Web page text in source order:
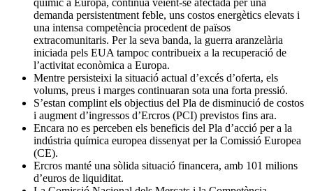
demanda persistentment feble, uns costos energètics elevats i
una intensa competència procedent de països
extracomunitaris. Per la seva banda, la guerra aranzelària
iniciada pels EUA tampoc contribueix a la recuperació de
l’activitat econòmica a Europa.
Mentre persisteixi la situació actual d’excés d’oferta, els
volums, preus i marges continuaran sota una forta pressió.
S’estan complint els objectius del Pla de disminució de costos
i augment d’ingressos d’Ercros (PCI) previstos fins ara.
Encara no es perceben els beneficis del Pla d’acció per a la
indústria química europea dissenyat per la Comissió Europea
(CE).
Ercros manté una sòlida situació financera, amb 101 milions
d’euros de liquiditat.